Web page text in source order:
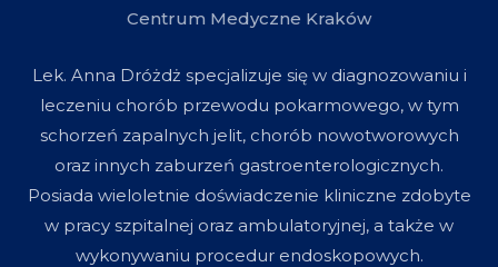
Centrum Medyczne Kraków
Lek. Anna Dróżdż specjalizuje się w diagnozowaniu i
leczeniu chorób przewodu pokarmowego, w tym
schorzeń zapalnych jelit, chorób nowotworowych
oraz innych zaburzeń gastroenterologicznych.
Posiada wieloletnie doświadczenie kliniczne zdobyte
w pracy szpitalnej oraz ambulatoryjnej, a także w
wykonywaniu procedur endoskopowych.